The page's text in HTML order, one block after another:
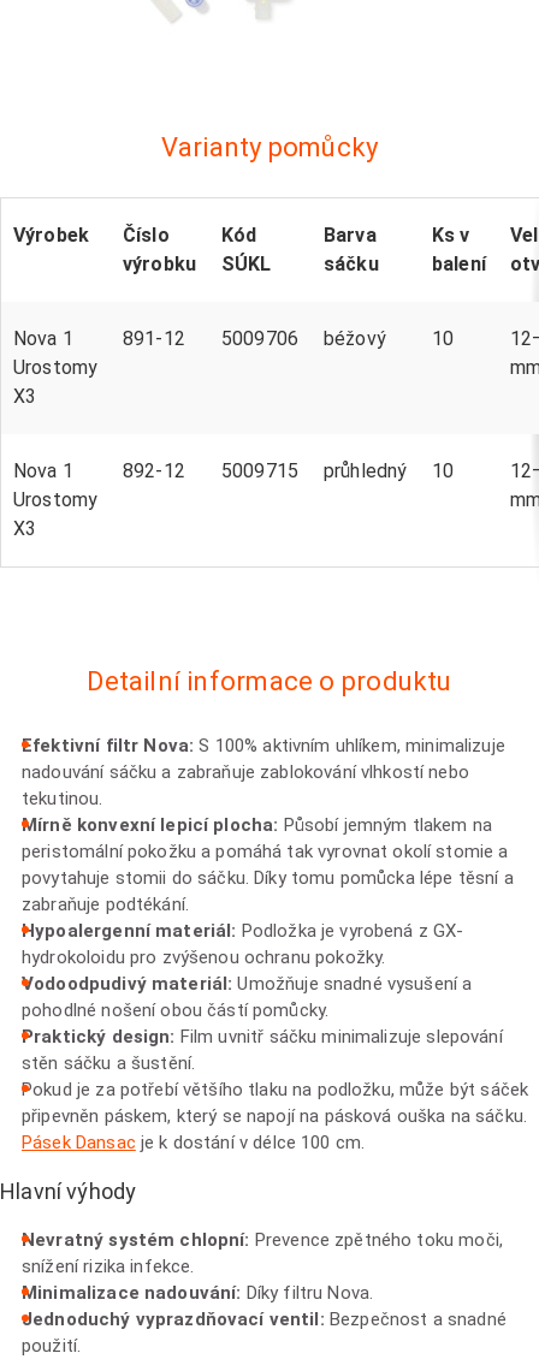
Varianty pomůcky
Výrobek
Číslo
výrobku
Kód
SÚKL
Barva
sáčku
Ks v
balení
Nova 1
Urostomy
X3
891-12 5009706 béžový 10
Nova 1
Urostomy
X3
892-12 5009715 průhledný 10
Detailní informace o produktu
Efektivní filtr Nova: S 100% aktivním uhlíkem, minimalizuje
nadouvání sáčku a zabraňuje zablokování vlhkostí nebo
tekutinou.
Mírně konvexní lepicí plocha: Působí jemným tlakem na
peristomální pokožku a pomáhá tak vyrovnat okolí stomie a
povytahuje stomii do sáčku. Díky tomu pomůcka lépe těsní a
zabraňuje podtékání.
Hypoalergenní materiál: Podložka je vyrobená z GX-
hydrokoloidu pro zvýšenou ochranu pokožky.
Vodoodpudivý materiál:Umožňuje snadné vysušení a
pohodlné nošení obou částí pomůcky.
Praktický design: Film uvnitř sáčku minimalizuje slepování
stěn sáčku a šustění.
Pokud je za potřebí většího tlaku na podložku, může být sáček
připevněn páskem, který se napojí na pásková ouška na sáčku.
Pásek Dansac je k dostání v délce 100 cm.
Hlavní výhody
Nevratný systém chlopní: Prevence zpětného toku moči,
snížení rizika infekce.
Minimalizace nadouvání: Díky filtru Nova.
Jednoduchý vyprazdňovací ventil: Bezpečnost a snadné
použití.